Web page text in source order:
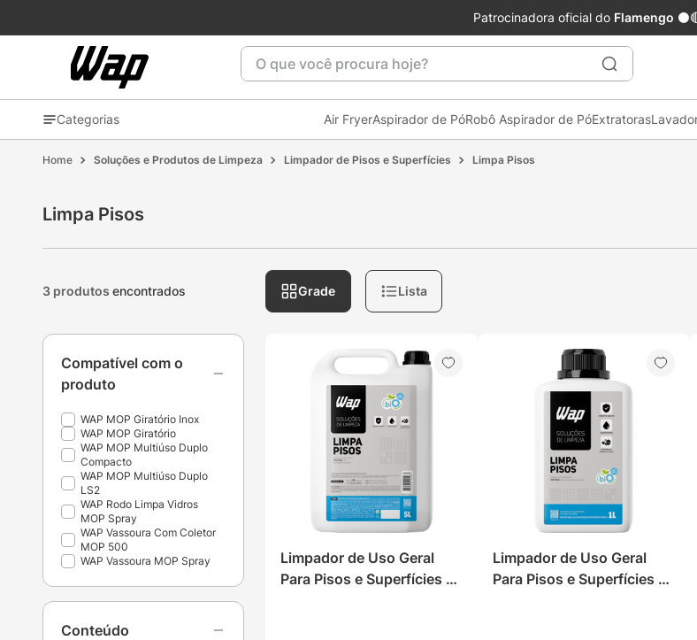
Patrocinadora oficial do Flamengo
O que você procura hoje?
Categorias Air FryerAspirador de PóRobô Aspirador de PóExtratoras
Soluções e Produtos de Limpeza Limpador de Pisos e Superfícies Limpa Pisos
Limpa Pisos
3 produtos encontrados Grade Lista
Compatível com o
produto
WAP MOP Giratório Inox
WAP MOP Giratório
WAP MOP Multiúso Duplo
Compacto
WAP MOP Multiúso Duplo
LS2
WAP Rodo Limpa Vidros
MOP Spray
WAP Vassoura Com Coletor
MOP 500
WAP Vassoura MOP Spray
Conteúdo
Limpador de Uso Geral
Para Pisos e Superfícies 5L
Limpador de Uso Geral
Para Pisos e Superfícies 1L